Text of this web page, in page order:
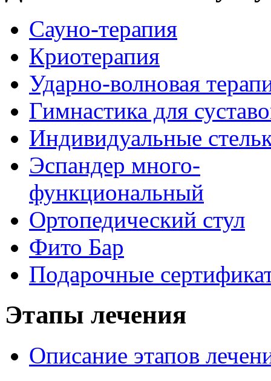
Сауно-терапия
Криотерапия
Ударно-волновая
Гимнастика для
Индивидуальные
Эспандер много-
функциональный
Ортопедический стул
Фито Бар
Подарочные
Этапы лечения
Описание этапов